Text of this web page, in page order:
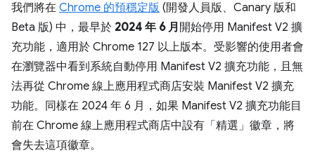
我們將在 Chrome 的預穩定版 (開發人員版、Canary 版和
Beta 版) 中，最早於 2024 年 6 月 開始停用 Manifest V2 擴
充功能，適用於 Chrome 127 以上版本。受影響的使用者會
在瀏覽器中看到系統自動停用 Manifest V2 擴充功能，且無
法再從 Chrome 線上應用程式商店安裝 Manifest V2 擴充
功能。同樣在 2024 年 6 月，如果 Manifest V2 擴充功能目
前在 Chrome 線上應用程式商店中設有「精選」徽章，將
會失去這項徽章。